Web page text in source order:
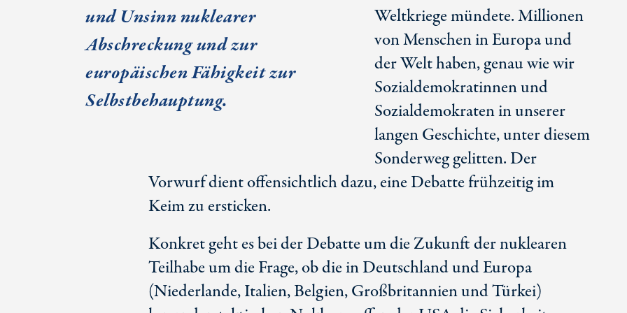
und Unsinn nuklearer
Abschreckung und zur
europäischen Fähigkeit zur
Selbstbehauptung.
Weltkriege mündete. Millionen
von Menschen in Europa und
der Welt haben, genau wie wir
Sozialdemokratinnen und
Sozialdemokraten in unserer
langen Geschichte, unter diesem
Sonderweg gelitten. Der
Vorwurf dient offensichtlich dazu, eine Debatte frühzeitig im
Keim zu ersticken.
Konkret geht es bei der Debatte um die Zukunft der nuklearen
Teilhabe um die Frage, ob die in Deutschland und Europa
(Niederlande, Italien, Belgien, Großbritannien und Türkei)